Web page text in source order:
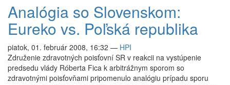
Analógia so Slovenskom:
Eureko vs. Poľská republika
piatok, 01. február 2008, 16:32 — HPI
Združenie zdravotných poisťovní SR v reakcii na vystúpenie
predsedu vlády Róberta Fica k arbitrážnym sporom so
zdravotnými poisťovňami pripomenulo analógiu prípadu sporu